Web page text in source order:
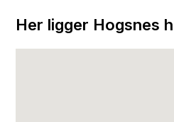
Her ligger Hogsnes